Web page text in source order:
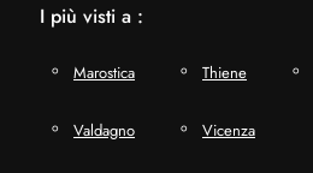
I più visti a :
Marostica Thiene
Valdagno Vicenza